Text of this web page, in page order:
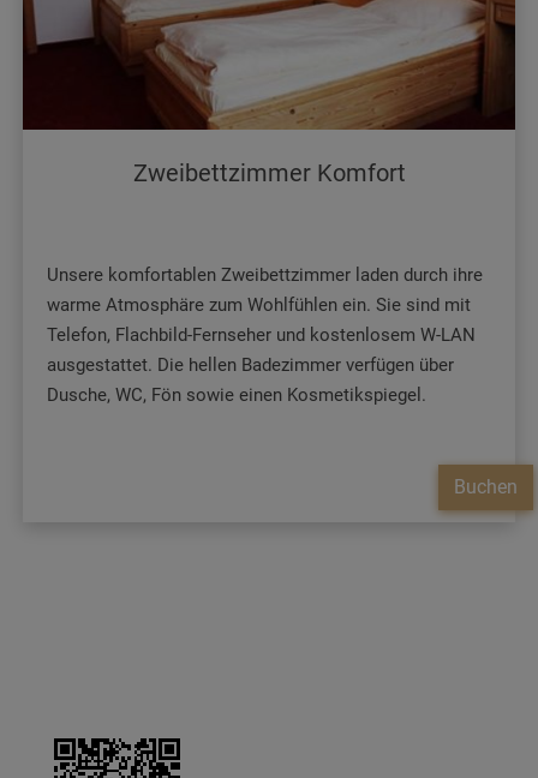
Zweibettzimmer Komfort
Unsere komfortablen Zweibettzimmer laden durch ihre
warme Atmosphäre zum Wohlfühlen ein. Sie sind mit
Telefon, Flachbild-Fernseher und kostenlosem W-LAN
ausgestattet. Die hellen Badezimmer verfügen über
Dusche, WC, Fön sowie einen Kosmetikspiegel.
Buchen